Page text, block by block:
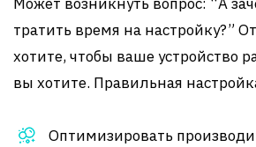
тратить время на настройку?”
хотите, чтобы ваше устройство
вы хотите. Правильная
Оптимизировать